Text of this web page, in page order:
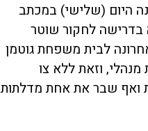
היום (שלישי) במכתב
לחקור שוטר
לבית משפחת גוטמן
וזאת ללא צו
ואף שבר את אחת מדלתות